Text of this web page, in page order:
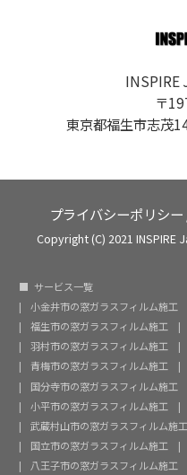
INSPIRE
〒
東京都福生市志茂
プライバシーポリシー
Copyright (C) 2021
サービス一覧
小金井市の窓ガラスフィルム施工
福生市の窓ガラスフィルム施工
羽村市の窓ガラスフィルム施工
青梅市の窓ガラスフィルム施工
国分寺市の窓ガラスフィルム施工
小平市の窓ガラスフィルム施工
武蔵村山市の窓ガラスフィルム施工
国立市の窓ガラスフィルム施工
八王子市の窓ガラスフィルム施工